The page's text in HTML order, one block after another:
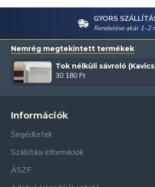
GYORS
Rendelése akár 1-2
Nemrég megtekintett termékek
Tok nélküli sávroló
30 180 Ft
Információk
Segédletek
Szállítási információk
ÁSZF